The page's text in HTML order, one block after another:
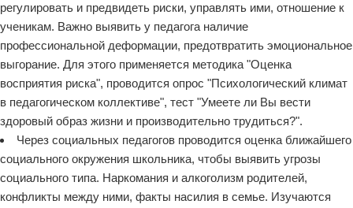
регулировать и предвидеть риски, управлять ими, отношение к
ученикам. Важно выявить у педагога наличие
профессиональной деформации, предотвратить эмоциональное
выгорание. Для этого применяется методика "Оценка
восприятия риска", проводится опрос "Психологический климат
в педагогическом коллективе", тест "Умеете ли Вы вести
здоровый образ жизни и производительно трудиться?".
Через социальных педагогов проводится оценка ближайшего
социального окружения школьника, чтобы выявить угрозы
социального типа. Наркомания и алкоголизм родителей,
конфликты между ними, факты насилия в семье. Изучаются